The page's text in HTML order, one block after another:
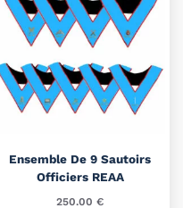
Ensemble De 9 Sautoirs
Officiers REAA
250.00€